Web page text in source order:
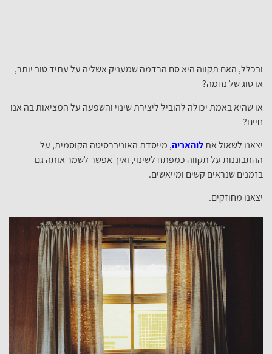
ובכלל, האם תקווה היא סם הרדמה שמעניק אשליה על עתיד טוב יותר,
או סוג של נחמה?
או שהיא באמת יכולה להוביל ליצירת שינוי והשפעה על המציאות בה אנו
חיים?
יצאנו לשאול אתלוהאריה, מייסדת האוניברסיטה הקוסמית, על
ההתבוננות על תקווה כמפתח לשינוי, ואיך אפשר לשמר אותה גם
בזמנים שנראים קשים ומייאשים.
יצאנו מחוזקים.